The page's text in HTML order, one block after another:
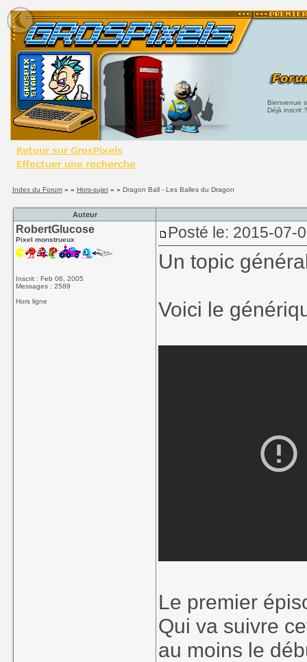
Bienvenue
Déjà inscrit
Index du Forum» » Hors-sujet» » Dragon Ball - Les Balles du Dragon
Auteur
RobertGlucose
Pixel monstrueux
Inscrit : Feb 06, 2005
Messages : 2589
Hors ligne
Posté le: 2015-07-
Un topic
Voici le
Le premier
Qui va suivre
au moins le